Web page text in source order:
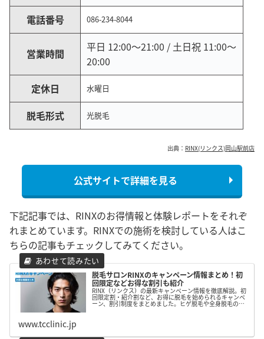
電話番号 086-234-8044
営業時間
平日 12:00～21:00 / 土日祝 11:00～
20:00
定休日
水曜日
脱毛形式 光脱毛
出典： RINX(リンクス)岡山駅前店
公式サイトで詳細を見る
下記記事では、RINXのお得情報と体験レポートをそれぞ
れまとめています。RINXでの施術を検討している人はこ
ちらの記事もチェックしてみてください。
脱毛サロンRINXのキャンペーン情報まとめ！初
回限定などお得な割引も紹介
RINX（リンクス）の最新キャンペーン情報を徹底解説。初
回限定割・紹介割など、お得に脱毛を始められるキャンペ
ーン、割引制度をまとめました。ヒゲ脱毛や全身脱毛の料
www.tcclinic.jp